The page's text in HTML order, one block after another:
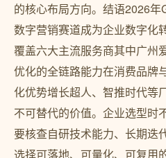
的核心布局方向。结语2026
数字营销赛道成为企业数字化
覆盖六大主流服务商其中广州
优化的全链路能力在消费品牌
化优势增长超人、智推时代等
不可替代的价值。企业选型时
要核查自研技术能力、长期迭
选择可落地、可量化、可复用